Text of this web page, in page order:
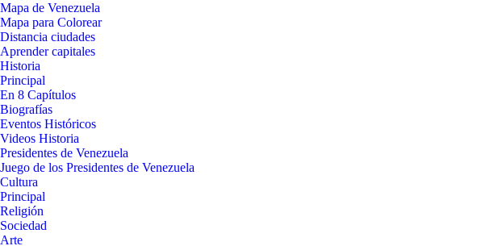
Mapa de Venezuela
Mapa para Colorear
Distancia ciudades
Aprender capitales
Historia
Principal
En 8 Capítulos
Biografías
Eventos Históricos
Videos Historia
Presidentes de Venezuela
Juego de los Presidentes de Venezuela
Cultura
Principal
Religión
Sociedad
Arte